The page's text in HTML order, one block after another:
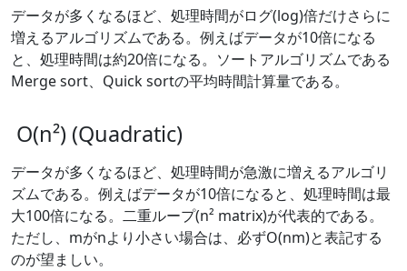
データが多くなるほど、処理時間がログ(log)倍だけさらに
増えるアルゴリズムである。例えばデータが10倍になる
と、処理時間は約20倍になる。ソートアルゴリズムである
Merge sort、Quick sortの平均時間計算量である。
O(n²) (Quadratic)
データが多くなるほど、処理時間が急激に増えるアルゴリ
ズムである。例えばデータが10倍になると、処理時間は最
大100倍になる。二重ループ(n² matrix)が代表的である。
ただし、mがnより小さい場合は、必ずO(nm)と表記する
のが望ましい。